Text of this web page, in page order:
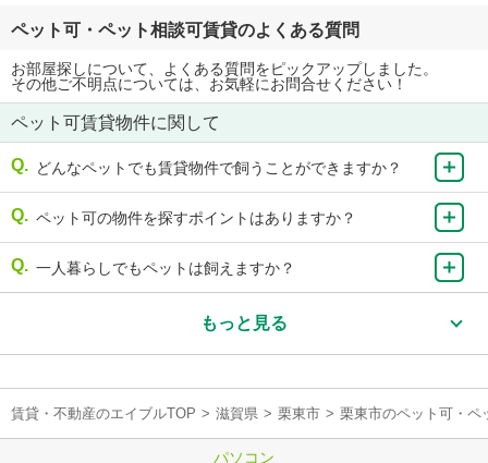
ペット可・ペット相談可賃貸のよくある質問
お部屋探しについて、よくある質問をピックアップしました。
その他ご不明点については、お気軽にお問合せください！
ペット可賃貸物件に関して
どんなペットでも賃貸物件で飼うことができますか？
ペット可の物件を探すポイントはありますか？
一人暮らしでもペットは飼えますか？
もっと見る
賃貸・不動産のエイブルTOP > 滋賀県 > 栗東市 > 栗東市のペット可・ペ
パソコン